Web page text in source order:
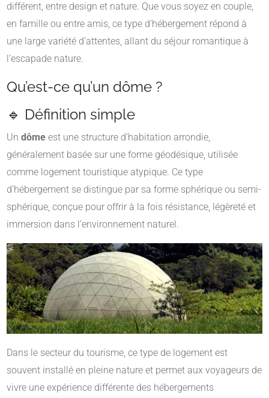
différent, entre design et nature. Que vous soyez en couple,
en famille ou entre amis, ce type d’hébergement répond à
une large variété d’attentes, allant du séjour romantique à
l’escapade nature.
Qu’est-ce qu’un dôme ?
🔹 Définition simple
Un dôme est une structure d’habitation arrondie,
généralement basée sur une forme géodésique, utilisée
comme logement touristique atypique. Ce type
d’hébergement se distingue par sa forme sphérique ou semi-
sphérique, conçue pour offrir à la fois résistance, légèreté et
immersion dans l’environnement naturel.
Dans le secteur du tourisme, ce type de logement est
souvent installé en pleine nature et permet aux voyageurs de
vivre une expérience différente des hébergements